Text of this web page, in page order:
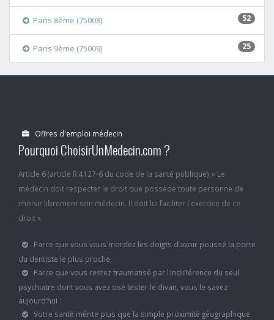
52
Paris 8ème (75008)
25
Paris 9ème (75009)
Offres d'emploi médecin
Pourquoi ChoisirUnMedecin.com ?
Article 6 (article R.4127-6 du code de la santé publique) « Le
médecin doit respecter le droit que possède toute personne de
choisir librement son médecin. Il doit lui faciliter l'exercice de ce
droit ».
Parce que vous vous mordez les doigts d’avoir poussé la porte
du dentiste le plus proche,
Parce que vous restez traumatisé par l’indifférence du seul
psychiatre dont vous avez osé tester le divan, vous le savez
aujourd’hui :
Votre santé mérite plus que la simple proximité géographique.